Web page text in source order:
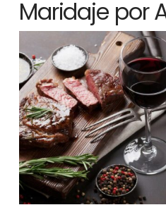
Maridaje por